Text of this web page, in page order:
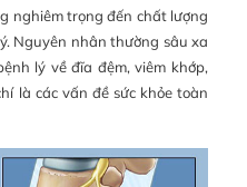
nghiêm trọng đến chất lượng
Nguyên nhân thường sâu xa
lý về đĩa đệm, viêm khớp,
là các vấn đề sức khỏe toàn